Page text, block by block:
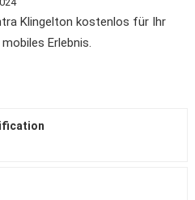
Klingelton kostenlos für Ihr
Erlebnis.